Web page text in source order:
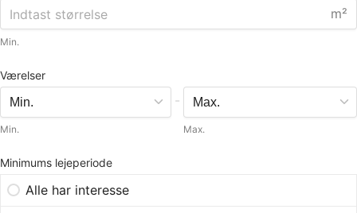
m²
Min.
Værelser
Min.
-
Max.
Minimums lejeperiode
Alle har interesse